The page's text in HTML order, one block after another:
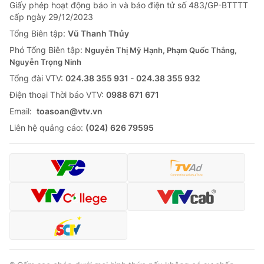
Sản phẩm
Thị trường
Tư vấn
Lịch phát sóng
Chuyên mục khác
Emagazine Podcast
Photo Infographic
Shorts video
VTV Money VTV Thể thao
VTV Sức khoẻ
Giấy phép hoạt động báo in và báo điện tử số 483/GP-BTTTT
cấp ngày 29/12/2023
Tổng Biên tập: Vũ Thanh Thủy
Phó Tổng Biên tập: Nguyễn Thị Mỹ Hạnh, Phạm Quốc Thắng,
Nguyễn Trọng Ninh
Tổng đài VTV: 024.38 355 931 - 024.38 355 932
Ðiện thoại Thời báo VTV: 0988 671 671
Email: toasoan@vtv.vn
Liên hệ quảng cáo: (024) 626 79595